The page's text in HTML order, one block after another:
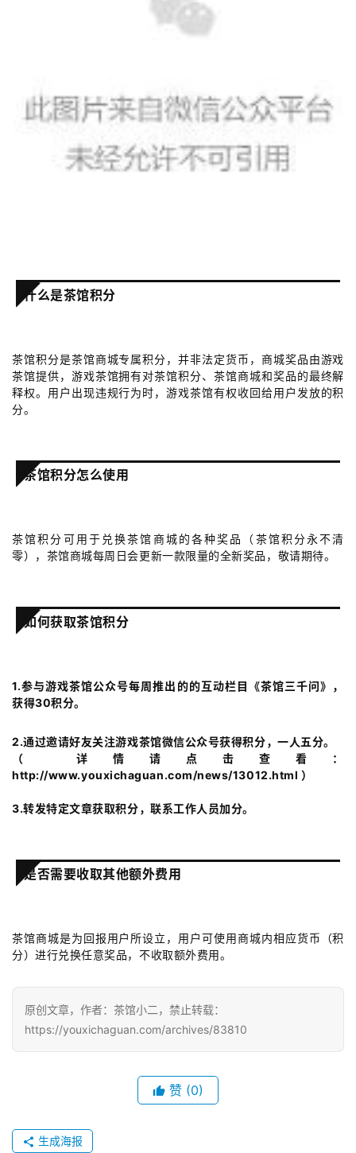
第
十
7
3
0
茶
海
中
(
中
国
什么是茶馆积分
茶馆积分是茶馆商城专属积分，并非法定货币，商城奖品由游戏
茶馆提供，游戏茶馆拥有对茶馆积分、茶馆商城和奖品的最终解
释权。用户出现违规行为时，游戏茶馆有权收回给用户发放的积
分。
茶馆积分怎么使用
茶馆积分可用于兑换茶馆商城的各种奖品（茶馆积分永不清
零），茶馆商城每周日会更新一款限量的全新奖品，敬请期待。
如何获取茶馆积分
1.参与游戏茶馆公众号每周推出的的互动栏目《茶馆三千问》，
获得30积分。
2.通过邀请好友关注游戏茶馆微信公众号获得积分，一人五分。
（ 详情请点击查看：
http://www.youxichaguan.com/news/13012.html ）
3.转发特定文章获取积分，联系工作人员加分。
是否需要收取其他额外费用
茶馆商城是为回报用户所设立，用户可使用商城内相应货币（积
分）进行兑换任意奖品，不收取额外费用。
原创文章，作者：茶馆小二，禁止转载：
https://youxichaguan.com/archives/83810
赞 (0)
生成海报